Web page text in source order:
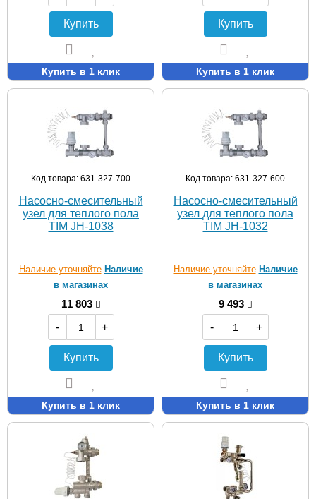
Купить
Купить в 1 клик
Купить
Купить в 1 клик
Код товара: 631-327-700
Насосно-смесительный
узел для теплого пола
TIM JH-1038
Наличие уточняйте Наличие
в магазинах
11 803
-
+
Купить
Купить в 1 клик
Код товара: 631-327-600
Насосно-смесительный
узел для теплого пола
TIM JH-1032
Наличие уточняйте Наличие
в магазинах
9 493
-
+
Купить
Купить в 1 клик